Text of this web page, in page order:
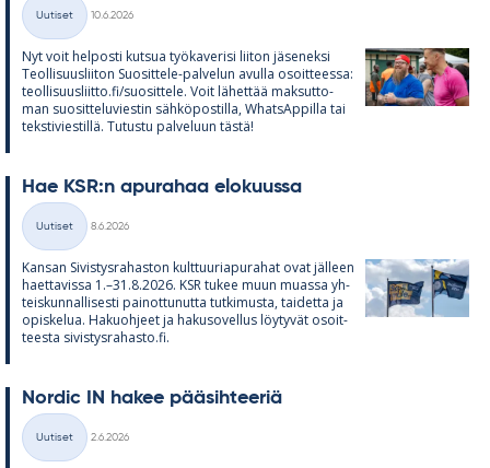
Kategoriat
Uutiset
10.6.2026
Nyt voit hel­posti kut­sua työ­ka­ve­risi lii­ton jä­se­neksi
Teol­li­suus­lii­ton Suo­sit­tele-pal­ve­lun avulla osoit­teessa:
teol­li­suus­liitto.fi/suo­sit­tele. Voit lä­het­tää mak­sut­to­
man suo­sit­te­lu­vies­tin säh­kö­pos­tilla, What­sAp­pilla tai
teks­ti­vies­tillä. Tu­tustu pal­ve­luun tästä!
Hae KSR:n apu­ra­haa elo­kuussa
Kategoriat
Uutiset
8.6.2026
Kan­san Si­vis­tys­ra­has­ton kult­tuu­ria­pu­ra­hat ovat jäl­leen
haet­ta­vissa 1.–31.8.2026. KSR tu­kee muun muassa yh­
teis­kun­nal­li­sesti pai­not­tu­nutta tut­ki­musta, tai­detta ja
opis­ke­lua. Ha­kuoh­jeet ja ha­kuso­vel­lus löy­ty­vät osoit­
teesta si­vis­tys­ra­hasto.fi.
Nor­dic IN ha­kee pää­sih­tee­riä
Kategoriat
Uutiset
2.6.2026